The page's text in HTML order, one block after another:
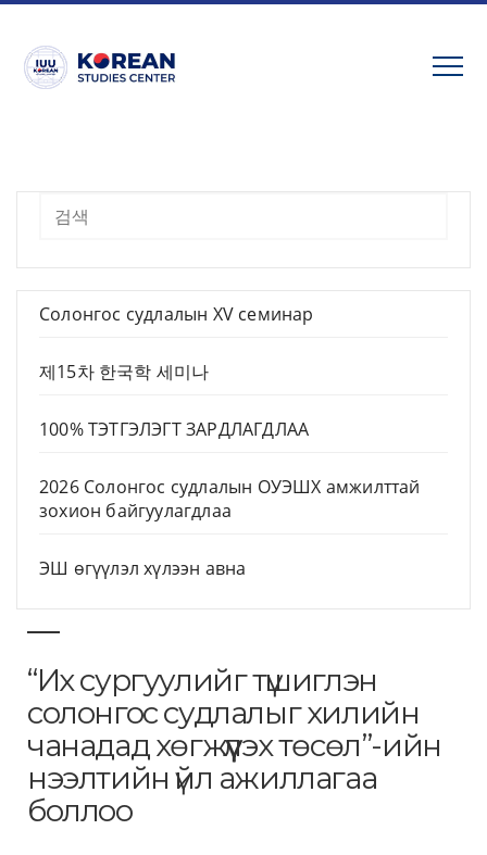
Солонгос судлалын XV семинар
제15차 한국학 세미나
100% ТЭТГЭЛЭГТ ЗАРДЛАГДЛАА
2026 Солонгос судлалын ОУЭШХ амжилттай
зохион байгуулагдлаа
ЭШ өгүүлэл хүлээн авна
“Их сургуулийг түшиглэн
солонгос судлалыг хилийн
чанадад хөгжүүлэх төсөл”-ийн
нээлтийн үйл ажиллагаа
боллоо